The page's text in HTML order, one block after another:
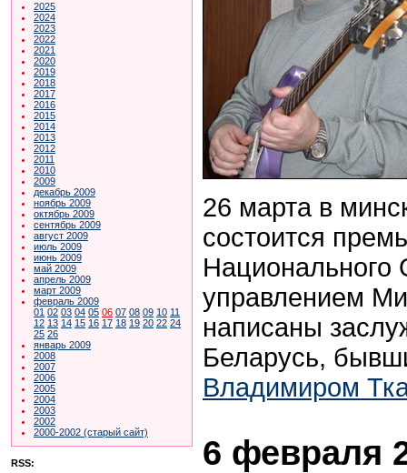
2025
2024
2023
2022
2021
2020
2019
2018
2017
2016
2015
2014
2013
2012
2011
2010
2009
декабрь 2009
ноябрь 2009
октябрь 2009
сентябрь 2009
август 2009
июль 2009
июнь 2009
май 2009
апрель 2009
март 2009
февраль 2009
01 02 03 04 05 06 07 08 09 10 11
12 13 14 15 16 17 18 19 20 22 24
25 26
январь 2009
2008
2007
2006
2005
2004
2003
2002
2000-2002 (старый сайт)
RSS:
26 марта в
состоится
Национального
управлением
написаны
Беларусь,
Владимиром
6 февраля